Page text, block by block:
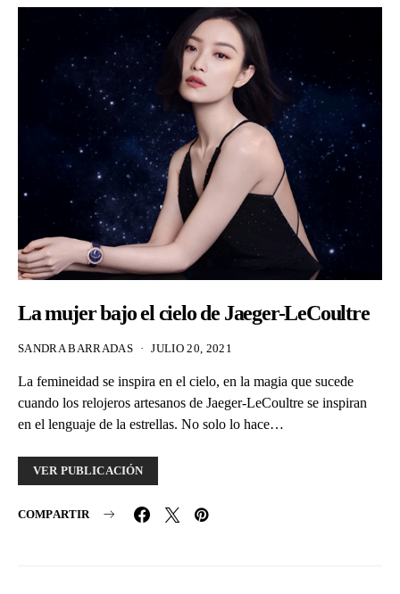
La mujer bajo el cielo de Jaeger-LeCoultre
SANDRA BARRADAS JULIO 20, 2021
La femineidad se inspira en el cielo, en la magia que sucede
cuando los relojeros artesanos de Jaeger-LeCoultre se inspiran
en el lenguaje de la estrellas. No solo lo hace…
VER PUBLICACIÓN
COMPARTIR